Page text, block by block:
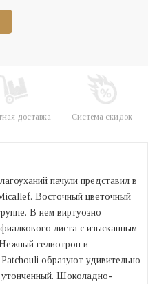
доставка Система скидок
пачули представил в
Восточный цветочный
В нем виртуозно
листа с изысканным
гелиотроп и
образуют удивительно
Шоколадно-